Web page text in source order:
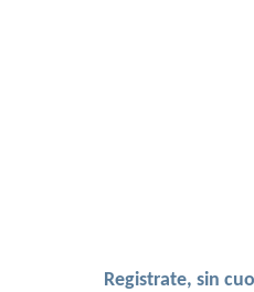
Registrate, sin